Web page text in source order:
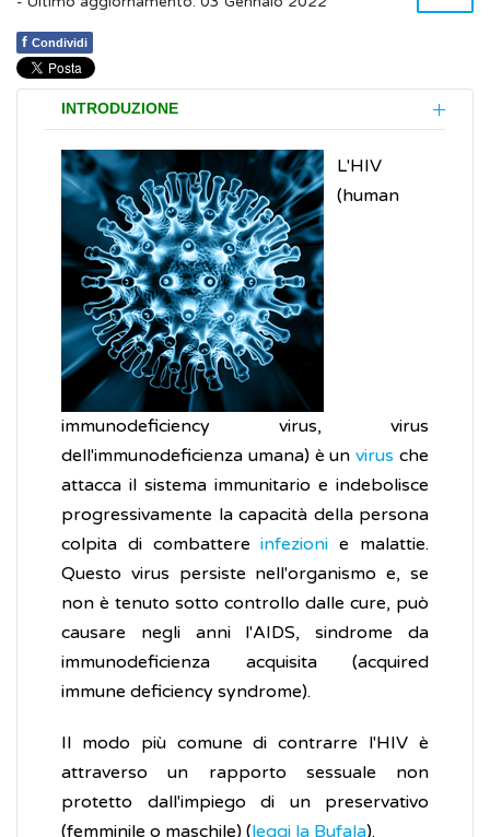
f Condividi
INTRODUZIONE
L'HIV
(human
immunodeficiency virus, virus
dell'immunodeficienza umana) è unvirus che
attacca il sistema immunitario e indebolisce
progressivamente la capacità della persona
colpita di combattereinfezioni e malattie.
Questo virus persiste nell'organismo e, se
non è tenuto sotto controllo dalle cure, può
causare negli anni l'AIDS, sindrome da
immunodeficienza acquisita (acquired
immune deficiency syndrome).
Il modo più comune di contrarre l'HIV è
attraverso un rapporto sessuale non
protetto dall'impiego di un preservativo
(femminile o maschile) (leggi la Bufala).